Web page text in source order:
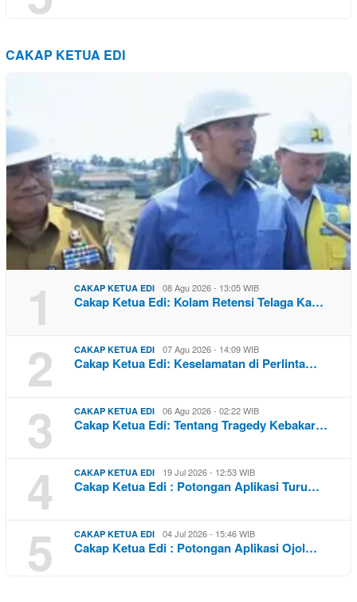
CAKAP KETUA EDI
1 CAKAP KETUA EDI 08 Agu 2026 - 13:05 WIB
Cakap Ketua Edi: Kolam Retensi Telaga Ka…
2 CAKAP KETUA EDI 07 Agu 2026 - 14:09 WIB
Cakap Ketua Edi: Keselamatan di Perlinta…
3 CAKAP KETUA EDI 06 Agu 2026 - 02:22 WIB
Cakap Ketua Edi: Tentang Tragedy Kebakar…
4 CAKAP KETUA EDI 19 Jul 2026 - 12:53 WIB
Cakap Ketua Edi : Potongan Aplikasi Turu…
5 CAKAP KETUA EDI 04 Jul 2026 - 15:46 WIB
Cakap Ketua Edi : Potongan Aplikasi Ojol…